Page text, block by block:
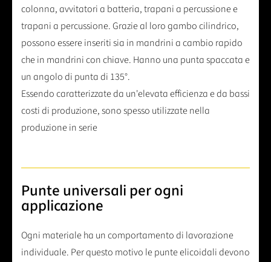
colonna, avvitatori a batteria, trapani a percussione e
trapani a percussione. Grazie al loro gambo cilindrico,
possono essere inseriti sia in mandrini a cambio rapido
che in mandrini con chiave. Hanno una punta spaccata e
un angolo di punta di 135°.
Essendo caratterizzate da un'elevata efficienza e da bassi
costi di produzione, sono spesso utilizzate nella
produzione in serie
Punte universali per ogni
applicazione
Ogni materiale ha un comportamento di lavorazione
individuale. Per questo motivo le punte elicoidali devono